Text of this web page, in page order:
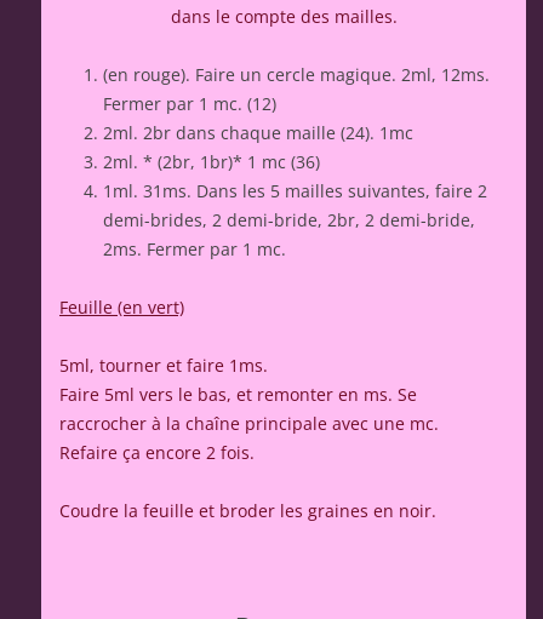
dans le compte des mailles.
(en rouge). Faire un cercle magique. 2ml, 12ms.
Fermer par 1 mc. (12)
2ml. 2br dans chaque maille (24). 1mc
2ml. * (2br, 1br)* 1 mc (36)
1ml. 31ms. Dans les 5 mailles suivantes, faire 2
demi-brides, 2 demi-bride, 2br, 2 demi-bride,
2ms. Fermer par 1 mc.
Feuille (en vert)
5ml, tourner et faire 1ms.
Faire 5ml vers le bas, et remonter en ms. Se
raccrocher à la chaîne principale avec une mc.
Refaire ça encore 2 fois.
Coudre la feuille et broder les graines en noir.